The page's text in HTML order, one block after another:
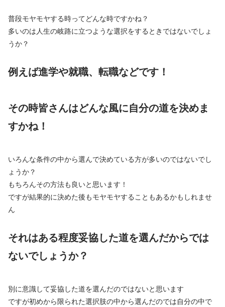
普段モヤモヤする時ってどんな時ですかね？
多いのは人生の岐路に立つような選択をするときではないでしょ
うか？
例えば進学や就職、転職などです！
その時皆さんはどんな風に自分の道を決めま
すかね！
いろんな条件の中から選んで決めている方が多いのではないでし
ょうか？
もちろんその方法も良いと思います！
ですが結果的に決めた後もモヤモヤすることもあるかもしれませ
ん
それはある程度妥協した道を選んだからでは
ないでしょうか？
別に意識して妥協した道を選んだのではないと思います
ですが初めから限られた選択肢の中から選んだのでは自分の中で